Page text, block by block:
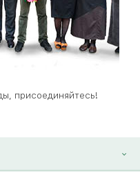
присоединяйтесь!